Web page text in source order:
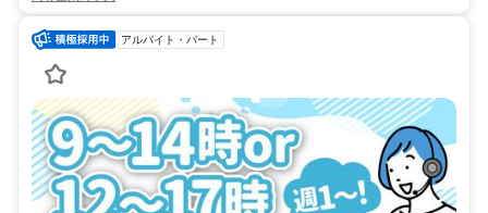
アルバイト・パート